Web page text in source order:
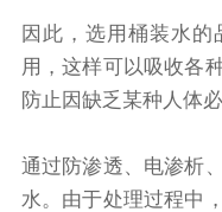
因此，选用桶装水的
用，这样可以吸收各
防止因缺乏某种人体
通过防渗透、电渗析
水。由于处理过程中